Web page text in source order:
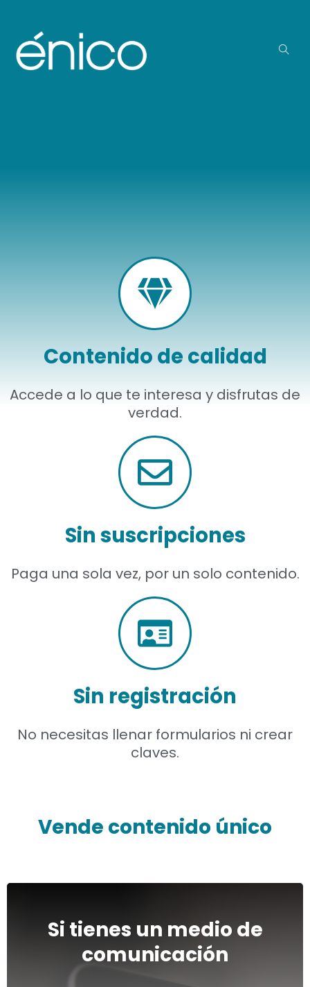
Lectores
Periodismo.com
Blog
Contenido de calidad
Accede a lo que te interesa y disfrutas de
verdad.
Sin suscripciones
Paga una sola vez, por un solo contenido.
Sin registración
No necesitas llenar formularios ni crear
claves.
Vende contenido único
Si tienes un medio de
comunicación